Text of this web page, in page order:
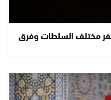
مختلف السلطات وفرق